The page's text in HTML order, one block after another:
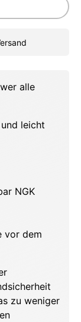
alle
leicht
NGK
vor dem
zu weniger